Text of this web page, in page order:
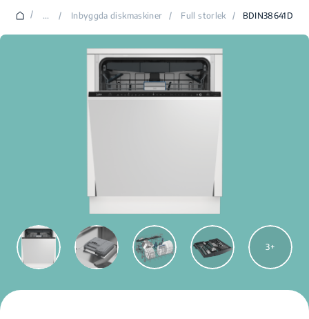
/ ... / Inbyggda diskmaskiner / Full storlek / BDIN38641D
3